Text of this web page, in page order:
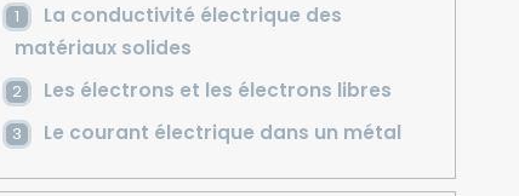
La conductivité électrique des
matériaux solides
Les électrons et les électrons libres
Le courant électrique dans un métal